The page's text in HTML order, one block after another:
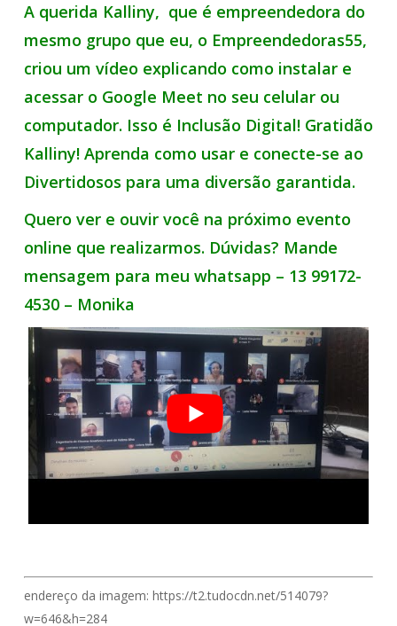
A querida Kalliny, que é empreendedora do
mesmo grupo que eu, o Empreendedoras55,
criou um vídeo explicando como instalar e
acessar o Google Meet no seu celular ou
computador. Isso é Inclusão Digital! Gratidão
Kalliny! Aprenda como usar e conecte-se ao
Divertidosos para uma diversão garantida.
Quero ver e ouvir você na próximo evento
online que realizarmos. Dúvidas? Mande
mensagem para meu whatsapp – 13 99172-
4530 – Monika
endereço da imagem: https://t2.tudocdn.net/514079?
w=646&h=284